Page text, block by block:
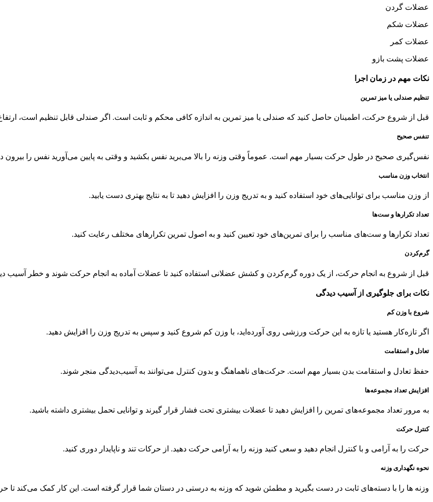
عضلات گردن
عضلات شکم
عضلات کمر
عضلات پشت بازو
نکات مهم در زمان اجرا
تنظیم صندلی یا میز تمرین
قبل از شروع حرکت، اطمینان حاصل کنید که صندلی یا میز تمرین به اندازه کافی محکم و ثابت است. اگر صندلی قابل تنظیم است،
تنفس صحیح
نفس‌گیری صحیح در طول حرکت بسیار مهم است. عموماً وقتی وزنه را بالا می‌برید نفس بکشید و وقتی به پایین می‌آورید نفس را بیرون
انتخاب وزن مناسب
از وزن مناسب برای توانایی‌های خود استفاده کنید و به تدریج وزن را افزایش دهید تا به نتایج بهتری دست یابید.
تعداد تکرارها و ست‌ها
تعداد تکرارها و ست‌های مناسب را برای تمرین‌های خود تعیین کنید و به اصول تمرین تکرارهای مختلف رعایت کنید.
گرم‌کردن
قبل از شروع به انجام حرکت، از یک دوره گرم‌کردن و کشش عضلانی استفاده کنید تا عضلات آماده به انجام حرکت شوند و خطر آسیب
نکات برای جلوگیری از آسیب دیدگی
شروع با وزن کم
اگر تازه‌کار هستید یا تازه به این حرکت ورزشی روی آورده‌اید، با وزن کم شروع کنید و سپس به تدریج وزن را افزایش دهید.
تعادل و استقامت
حفظ تعادل و استقامت بدن بسیار مهم است. حرکت‌های ناهماهنگ و بدون کنترل می‌توانند به آسیب‌دیدگی منجر شوند.
افزایش تعداد مجموعه‌ها
به مرور تعداد مجموعه‌های تمرین را افزایش دهید تا عضلات بیشتری تحت فشار قرار گیرند و توانایی تحمل بیشتری داشته باشید.
کنترل حرکت
حرکت را به آرامی و با کنترل انجام دهید و سعی کنید وزنه را به آرامی حرکت دهید. از حرکات تند و ناپایدار دوری کنید.
نحوه نگهداری وزنه
وزنه ها را با دسته‌های ثابت در دست بگیرید و مطمئن شوید که وزنه به درستی در دستان شما قرار گرفته است. این کار کمک می‌کند تا